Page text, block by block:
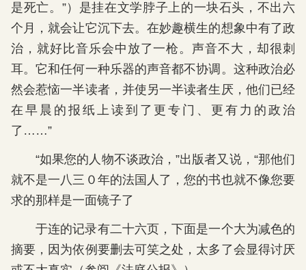
是死亡。”）是挂在文学脖子上的一块石头，不出六
个月，就会让它沉下去。在妙趣横生的想象中有了政
治，就好比音乐会中放了一枪。声音不大，却很刺
耳。它和任何一种乐器的声音都不协调。这种政治必
然会惹恼一半读者，并使另一半读者生厌，他们已经
在早晨的报纸上读到了更专门、更有力的政治
了……”
“如果您的人物不谈政治，”出版者又说，“那他们
就不是一八三０年的法国人了，您的书也就不像您要
求的那样是一面镜子了
于连的记录有二十六页，下面是一个大为减色的
摘要，因为依例要删去可笑之处，太多了会显得讨厌